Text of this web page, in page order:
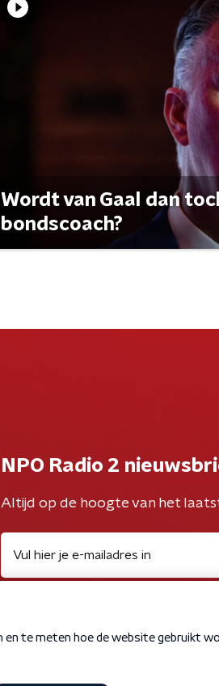
Wordt van Gaal dan
bondscoach?
NPO Radio 2
Altijd op de hoogte van het